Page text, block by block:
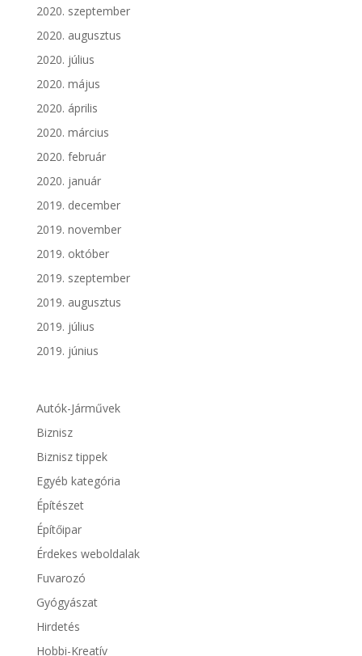
2020. szeptember
2020. augusztus
2020. július
2020. május
2020. április
2020. március
2020. február
2020. január
2019. december
2019. november
2019. október
2019. szeptember
2019. augusztus
2019. július
2019. június
Autók-Járművek
Biznisz
Biznisz tippek
Egyéb kategória
Építészet
Építőipar
Érdekes weboldalak
Fuvarozó
Gyógyászat
Hirdetés
Hobbi-Kreatív